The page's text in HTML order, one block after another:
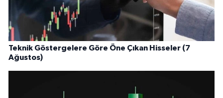
Teknik Göstergelere Göre Öne Çıkan Hisseler (7
Ağustos)